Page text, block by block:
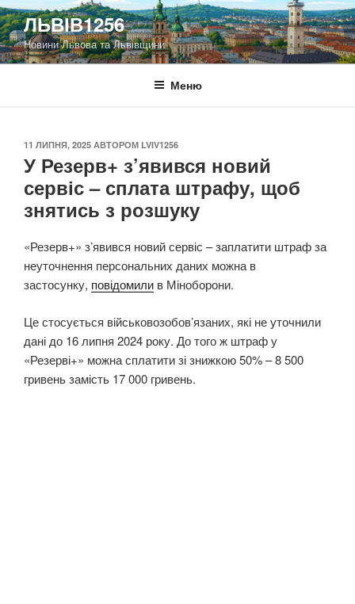
Перейти
до
вмісту
ЛЬВІВ1256
Новини Львова та Львівщини
Меню
ОПУБЛІКОВАНО
11 ЛИПНЯ, 2025 АВТОРОМ LVIV1256
У Резерв+ з’явився новий
сервіс – сплата штрафу, щоб
знятись з розшуку
«Резерв+» з’явився новий сервіс – заплатити штраф за
неуточнення персональних даних можна в
застосунку, повідомили в Міноборони.
Це стосується військовозобов’язаних, які не уточнили
дані до 16 липня 2024 року. До того ж штраф у
«Резерві+» можна сплатити зі знижкою 50% – 8 500
гривень замість 17 000 гривень.